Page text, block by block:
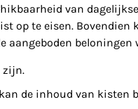
van
op te eisen. Bovendien
aangeboden beloningen
zijn.
de inhoud van kisten